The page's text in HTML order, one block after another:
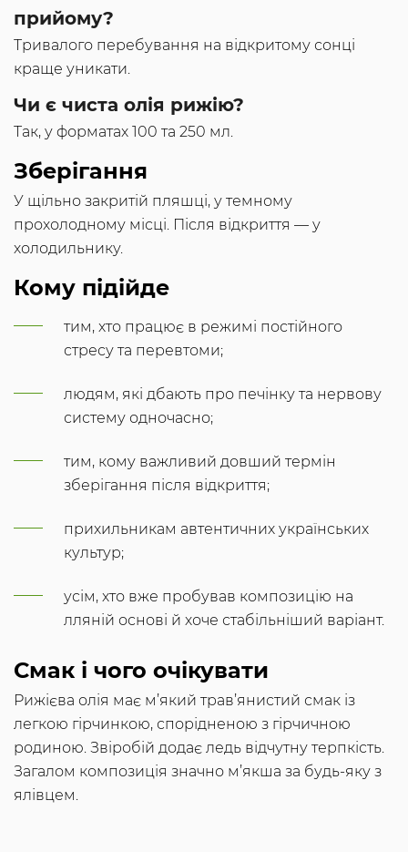
прийому?
Тривалого перебування на відкритому сонці
краще уникати.
Чи є чиста олія рижію?
Так, у форматах 100 та 250 мл.
Зберігання
У щільно закритій пляшці, у темному
прохолодному місці. Після відкриття — у
холодильнику.
Кому підійде
тим, хто працює в режимі постійного
стресу та перевтоми;
людям, які дбають про печінку та нервову
систему одночасно;
тим, кому важливий довший термін
зберігання після відкриття;
прихильникам автентичних українських
культур;
усім, хто вже пробував композицію на
лляній основі й хоче стабільніший варіант.
Смак і чого очікувати
Рижієва олія має м’який трав’янистий смак із
легкою гірчинкою, спорідненою з гірчичною
родиною. Звіробій додає ледь відчутну терпкість.
Загалом композиція значно м’якша за будь-яку з
ялівцем.